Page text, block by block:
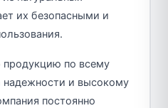
их безопасными и
продукцию по всему
надежности и высокому
постоянно